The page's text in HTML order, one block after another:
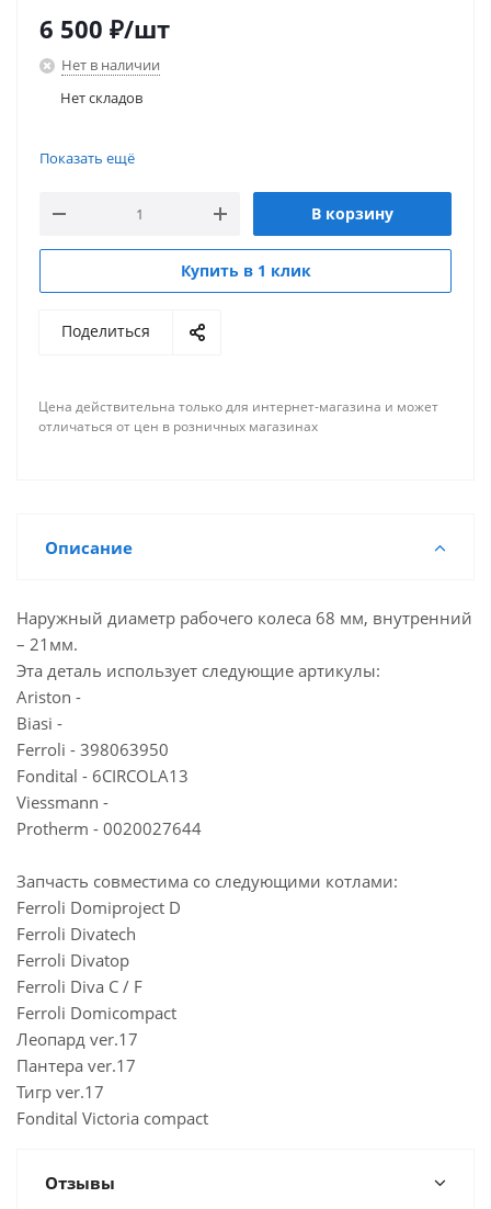
6 500 ₽/шт
Нет в наличии
Нет складов
Показать ещё
В корзину
Купить в 1 клик
Поделиться
Цена действительна только для интернет-магазина и может
отличаться от цен в розничных магазинах
Описание
Наружный диаметр рабочего колеса 68 мм, внутренний
– 21мм.
Эта деталь использует следующие артикулы:
Ariston -
Biasi -
Ferroli - 398063950
Fondital - 6CIRCOLA13
Viessmann -
Protherm - 0020027644
Запчасть совместима со следующими котлами:
Ferroli Domiproject D
Ferroli Divatech
Ferroli Divatop
Ferroli Diva C / F
Ferroli Domicompact
Леопард ver.17
Пантера ver.17
Тигр ver.17
Fondital Victoria compact
Отзывы